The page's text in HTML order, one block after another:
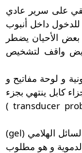
على سرير عادي
للدخول داخل أنبوب
بعض الأحيان يضطر
واقف لتشخيص
و لوحة مفاتيح و
كابل ينتهي بجزء
بلاستيكي يسمى المحول ( transducer probe )
يقوم الطبيب بوضع طبقة من السائل الهلامي (gel)
و هو مطلوب